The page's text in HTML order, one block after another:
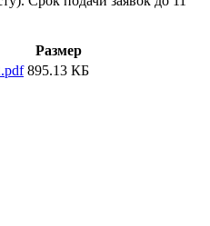
Размер
895.13 КБ